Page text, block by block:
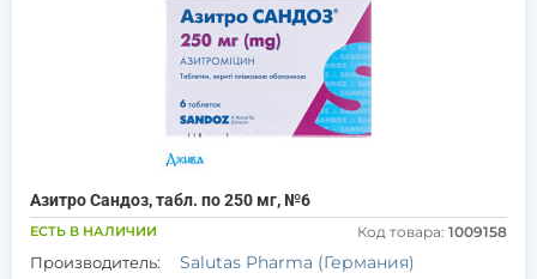
Азитро Сандоз, табл. по 250 мг, №6
ЕСТЬ В НАЛИЧИИ Код товара: 1009158
Производитель: Salutas Pharma (Германия)